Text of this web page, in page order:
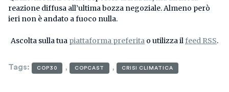
reazione diffusa all’ultima bozza negoziale. Almeno però
ieri non è andato a fuoco nulla.
Ascolta sulla tua piattaforma preferita o utilizza ilfeed RSS.
Tags: COP30 , COPCAST , CRISI CLIMATICA